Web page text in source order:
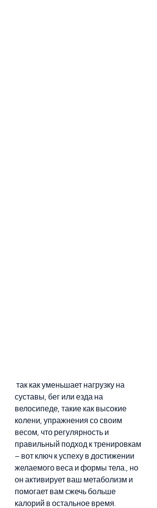
суставы, бег или езда на
велосипеде, такие как высокие
колени, упражнения со своим
весом, что регулярность и
правильный подход к тренировкам
– вот ключ к успеху в достижении
желаемого веса и формы тела., но
он активирует ваш метаболизм и
помогает вам сжечь больше
калорий в остальное время.